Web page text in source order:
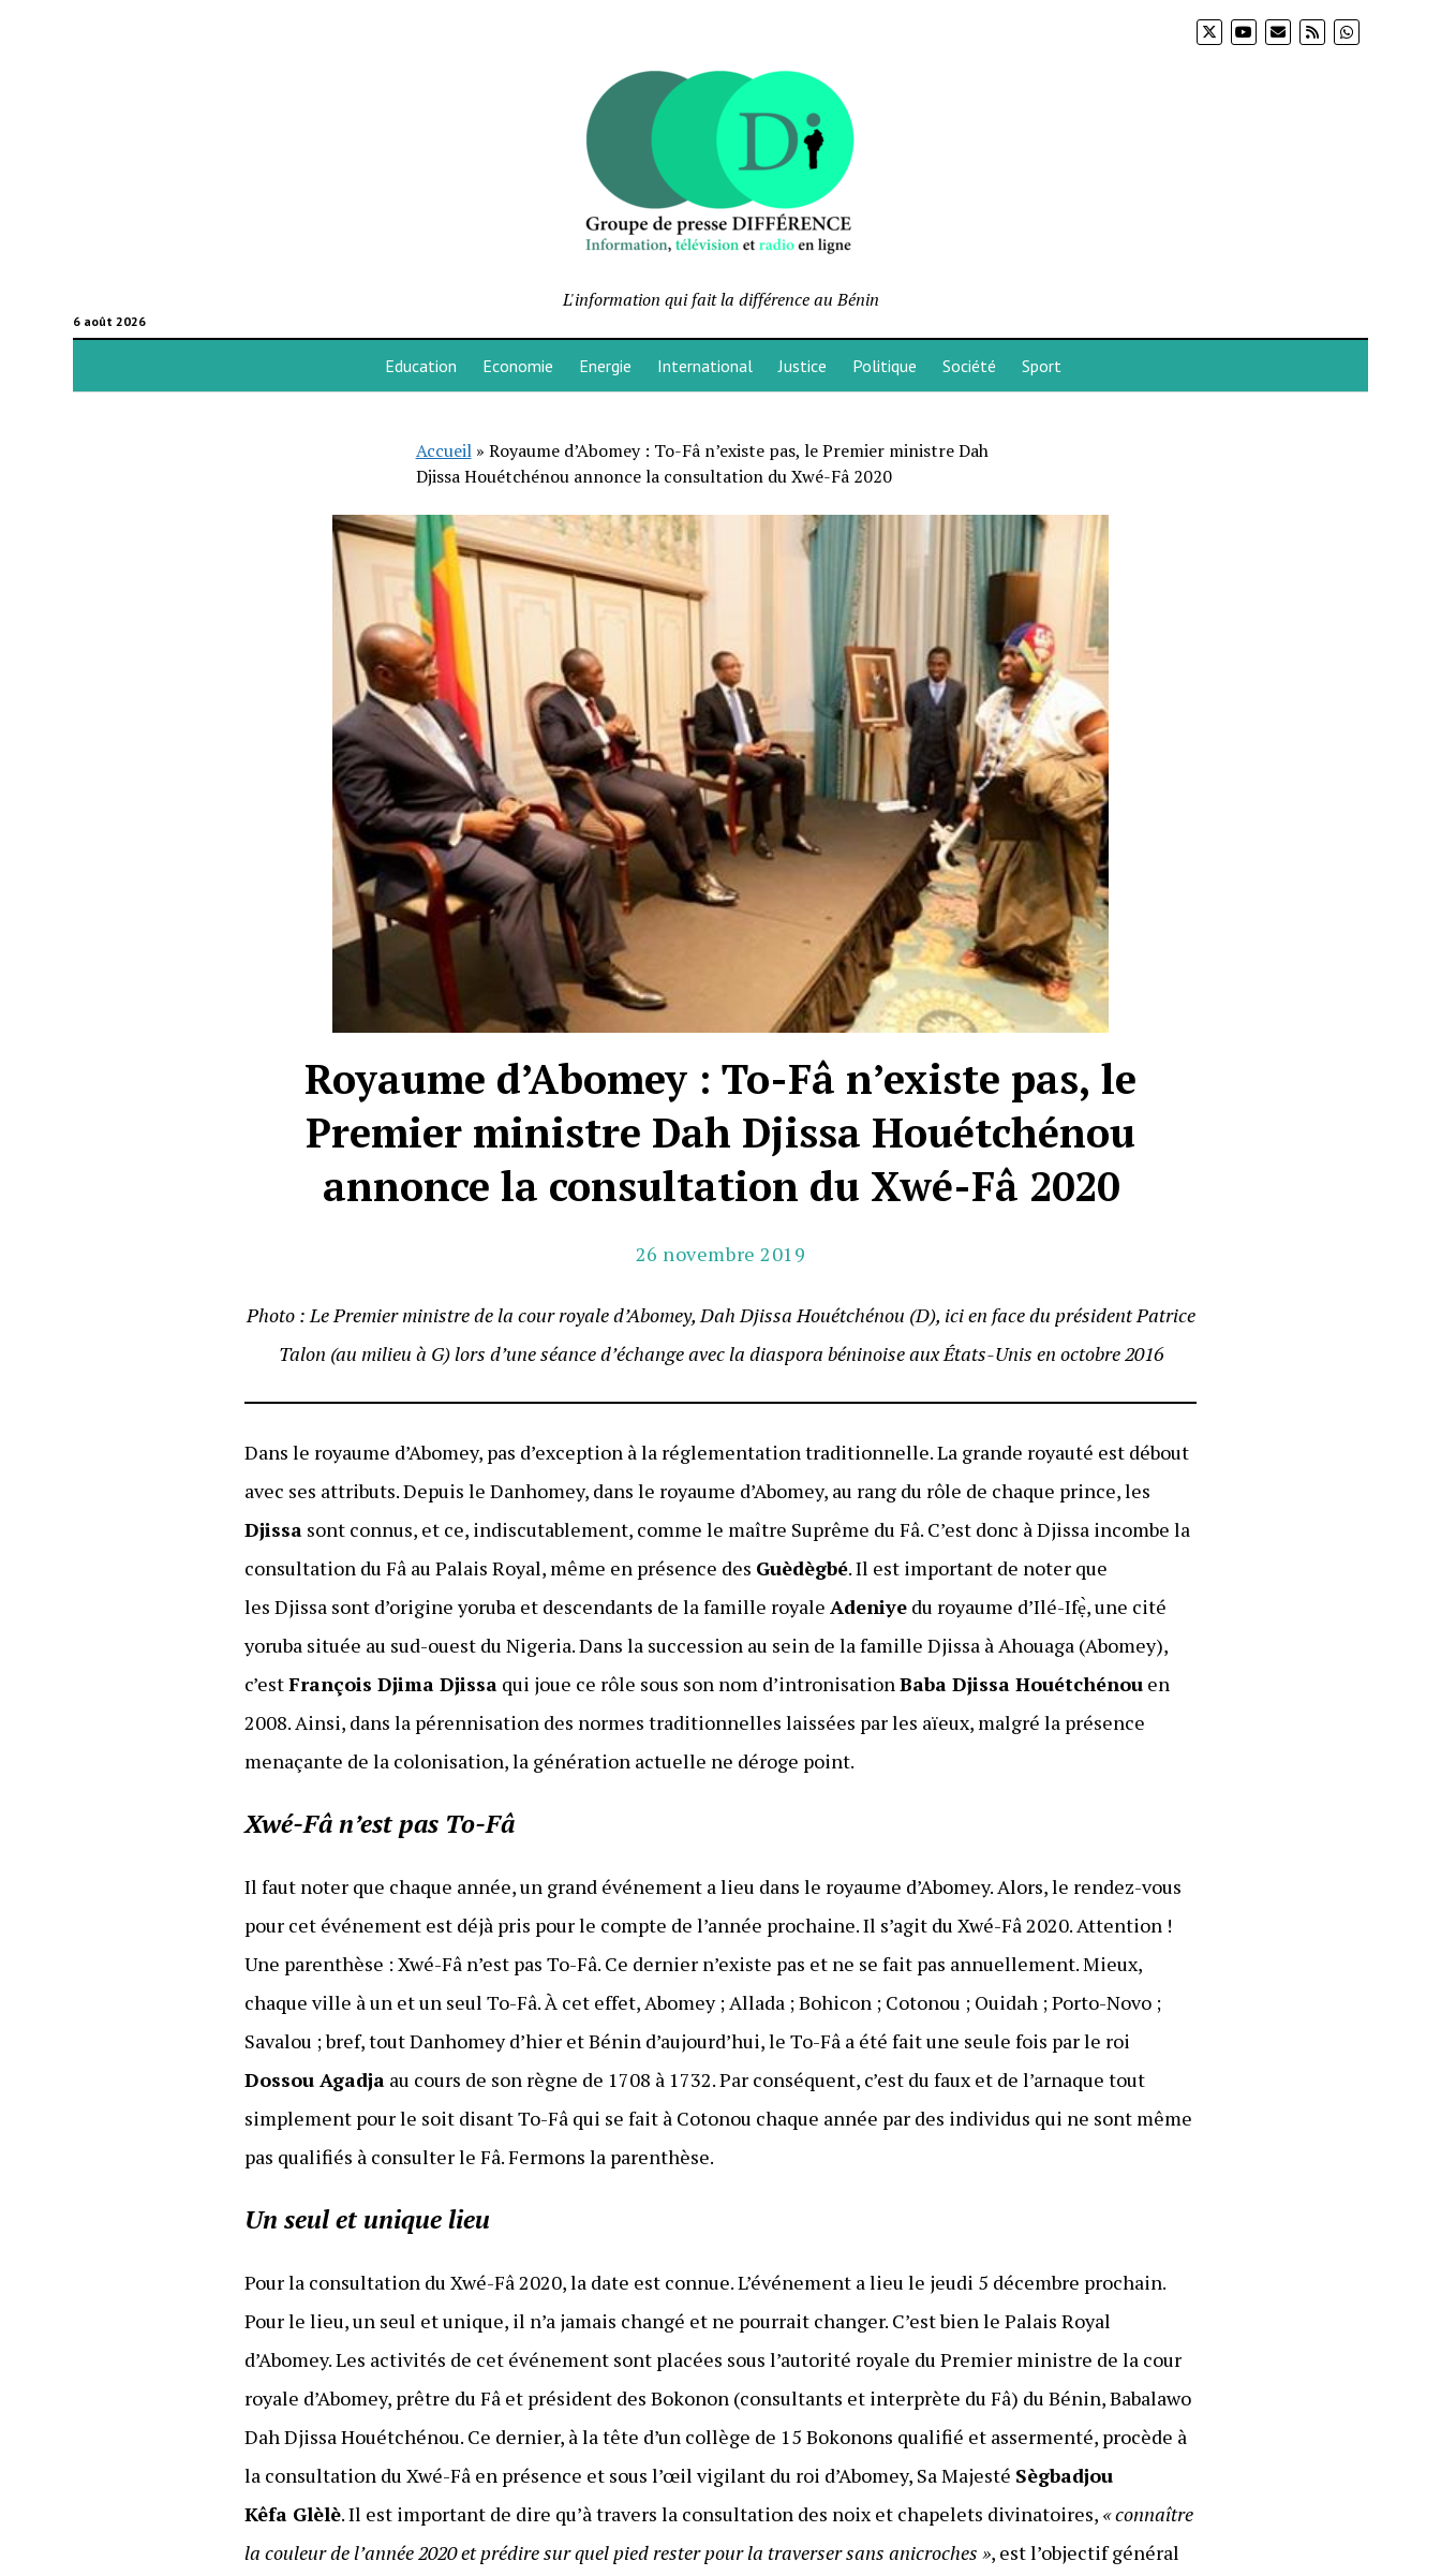
6 août 2026
L'information qui fait la différence au Bénin
Education Economie Energie International Justice Politique Société Sport
Accueil» Royaume d’Abomey : To-Fâ n’existe pas, le Premier ministre Dah
Djissa Houétchénou annonce la consultation du Xwé-Fâ 2020
Royaume d’Abomey : To-Fâ n’existe pas, le
Premier ministre Dah Djissa Houétchénou
annonce la consultation du Xwé-Fâ 2020
26 novembre 2019
Photo : Le Premier ministre de la cour royale d’Abomey, Dah Djissa Houétchénou (D), ici en face du président Patrice
Talon (au milieu à G) lors d’une séance d’échange avec la diaspora béninoise aux États-Unis en octobre 2016
Dans le royaume d’Abomey, pas d’exception à la réglementation traditionnelle. La grande royauté est débout
avec ses attributs. Depuis le Danhomey, dans le royaume d’Abomey, au rang du rôle de chaque prince, les
Djissa sont connus, et ce, indiscutablement, comme le maître Suprême du Fâ. C’est donc à Djissa incombe la
consultation du Fâ au Palais Royal, même en présence des Guèdègbé. Il est important de noter que
les Djissa sont d’origine yoruba et descendants de la famille royaleAdeniye du royaume d’Ilé-Ifẹ̀, une cité
yoruba située au sud-ouest du Nigeria. Dans la succession au sein de la famille Djissa à Ahouaga (Abomey),
c’estFrançois Djima Djissa qui joue ce rôle sous son nom d’intronisationBaba Djissa Houétchénou en
2008. Ainsi, dans la pérennisation des normes traditionnelles laissées par les aïeux, malgré la présence
menaçante de la colonisation, la génération actuelle ne déroge point.
Xwé-Fâ n’est pas To-Fâ
Il faut noter que chaque année, un grand événement a lieu dans le royaume d’Abomey. Alors, le rendez-vous
pour cet événement est déjà pris pour le compte de l’année prochaine. Il s’agit du Xwé-Fâ 2020. Attention !
Une parenthèse : Xwé-Fâ n’est pas To-Fâ. Ce dernier n’existe pas et ne se fait pas annuellement. Mieux,
chaque ville à un et un seul To-Fâ. À cet effet, Abomey ; Allada ; Bohicon ; Cotonou ; Ouidah ; Porto-Novo ;
Savalou ; bref, tout Danhomey d’hier et Bénin d’aujourd’hui, le To-Fâ a été fait une seule fois par le roi
Dossou Agadja au cours de son règne de 1708 à 1732. Par conséquent, c’est du faux et de l’arnaque tout
simplement pour le soit disant To-Fâ qui se fait à Cotonou chaque année par des individus qui ne sont même
pas qualifiés à consulter le Fâ. Fermons la parenthèse.
Un seul et unique lieu
Pour la consultation du Xwé-Fâ 2020, la date est connue. L’événement a lieu le jeudi 5 décembre prochain.
Pour le lieu, un seul et unique, il n’a jamais changé et ne pourrait changer. C’est bien le Palais Royal
d’Abomey. Les activités de cet événement sont placées sous l’autorité royale du Premier ministre de la cour
royale d’Abomey, prêtre du Fâ et président des Bokonon (consultants et interprète du Fâ) du Bénin, Babalawo
Dah Djissa Houétchénou. Ce dernier, à la tête d’un collège de 15 Bokonons qualifié et assermenté, procède à
la consultation du Xwé-Fâ en présence et sous l’œil vigilant du roi d’Abomey, Sa Majesté Sègbadjou
Kêfa Glèlè. Il est important de dire qu’à travers la consultation des noix et chapelets divinatoires, « connaître
la couleur de l’année 2020 et prédire sur quel pied rester pour la traverser sans anicroches », est l’objectif général